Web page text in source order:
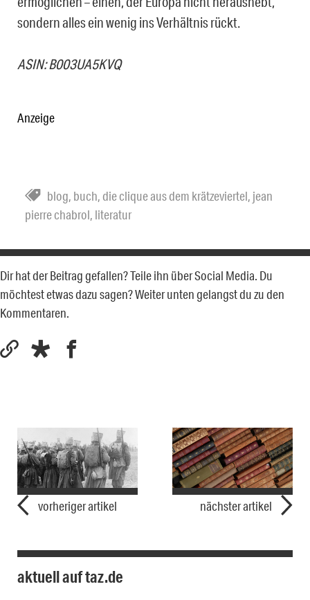
sondern alles ein wenig ins Verhältnis rückt.
ASIN: B003UA5KVQ
Anzeige
blog, buch, die clique aus dem krätzeviertel, jean
pierre chabrol, literatur
Dir hat der Beitrag gefallen? Teile ihn über Social Media. Du
möchtest etwas dazu sagen? Weiter unten gelangst du zu den
Kommentaren.
vorheriger artikel nächster artikel
aktuell auf taz.de